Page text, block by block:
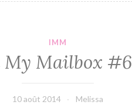
IMM
My Mailbox #6
10 août 2014 Melissa